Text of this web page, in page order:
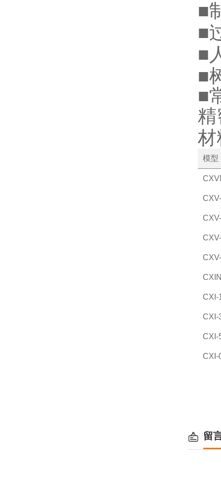
■
■
■
■
■
精
材
模型
CXI-
CXI-
CXI-
CXI-
留